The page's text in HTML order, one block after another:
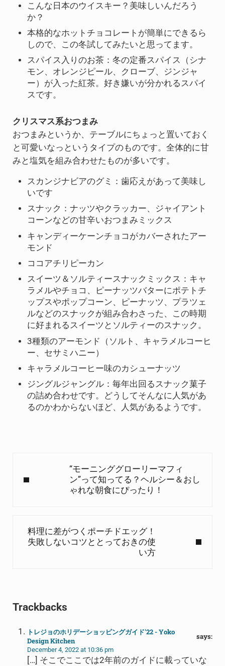
こんな日本のウイスキー？美味しいんだろう
か？
本格的なホットチョコレートが簡単にできるら
しので、この冬試してみたいと思ってます。
スパイス入りのお茶：冬の定番スパイス（シナ
モン、オレンジピール、クローブ、ジンジャ
ー）が入った紅茶。好き嫌いが分かれるスパイ
スです。
クリスマス系おつまみ
おつまみというか、テーブルにちょっと置いておく
と可愛いなっというタイプのものです。全体的に甘
みと塩気を組み合わせたものが多いです。
スカンジナビアのグミ：歯応えがあって美味し
いです
スナック：ナッツやクラッカー、ジャイアント
コーンなどの甘辛いおつまみミックス
キャンディーケーンチョコがカバーされたアー
モンド
ココアチリピーカン
スイーツ＆ソルティースナックミックス：キャ
ラメルやチョコ、ピーナッツバターにポテトチ
ップスやポップコーン、ピーナッツ、プラツェ
ルなどのスナックが組み合わさった、この時期
に好まれるスイーツとソルティーのスナック。
3種類のアーモンド（ソルト、キャラメルコーヒ
ー、セサミハニー）
キャラメルコーヒー味のカシューナッツ
ジングルジャングル：毎年出回るスナック菓子
の詰め合わせです。どうしてそんなに人気があ
るのかわからないほど、人気があるようです。
“モーニンググローリーマフィ
ン”って知ってる？ヘルシー＆おし
ゃれな朝食にぴったり！
料理に差がつくポーチドエッグ！
失敗しないコツととっておきの使
い方
Trackbacks
トレジョのホリデーショッピングガイド'22 - Yoko
Design Kitchen
says:
December 4, 2022 at 10:36 pm
[…] そこでここでは2年前のガイドに載っていな